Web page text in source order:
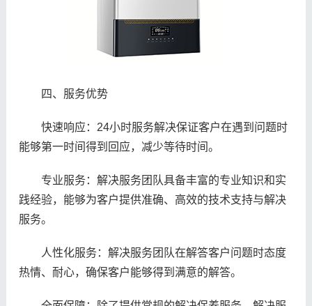
四、服务优势
快速响应：24小时服务解决保证客户在遇到问题时
能够第一时间得到回应，减少等待时间。
专业服务：解决服务团队具备丰富的专业知识和实
践经验，能够为客户提供准确、高效的技术支持与解决
服务。
人性化服务：解决服务团队在解答客户问题时态度
热情、耐心，确保客户能够得到满意的解答。